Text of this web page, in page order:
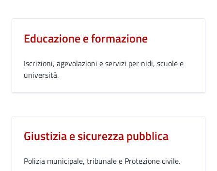
Educazione e formazione
Iscrizioni, agevolazioni e servizi per nidi, scuole e
università.
Giustizia e sicurezza pubblica
Polizia municipale, tribunale e Protezione civile.